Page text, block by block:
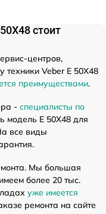
стоит
центров,
техники Veber E 50X48
преимуществами.
- специалисты по
модель E 50X48 для
все виды
Мы большая
более 20 тыс.
уже имеется
ремонта на сайте